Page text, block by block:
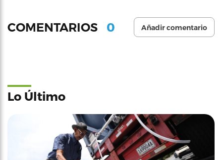
COMENTARIOS 0 Añadir comentario
Lo Último